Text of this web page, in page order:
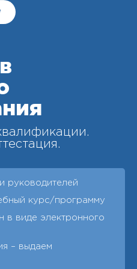
руководителей
курс/программу
в виде электронного
– выдаeм